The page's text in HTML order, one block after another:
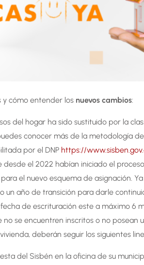
y cómo entender los nuevos cambios:
del hogar ha sido sustituido por la
conocer más de la metodología
por el DNP https://
desde el 2022 habían iniciado el
el nuevo esquema de asignación.
un año de transición para darle
de escrituración este a máximo 6
no se encuentren inscritos o no
deberán seguir los siguientes
del Sisbén en la oficina de su